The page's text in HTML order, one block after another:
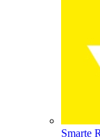
Smarte